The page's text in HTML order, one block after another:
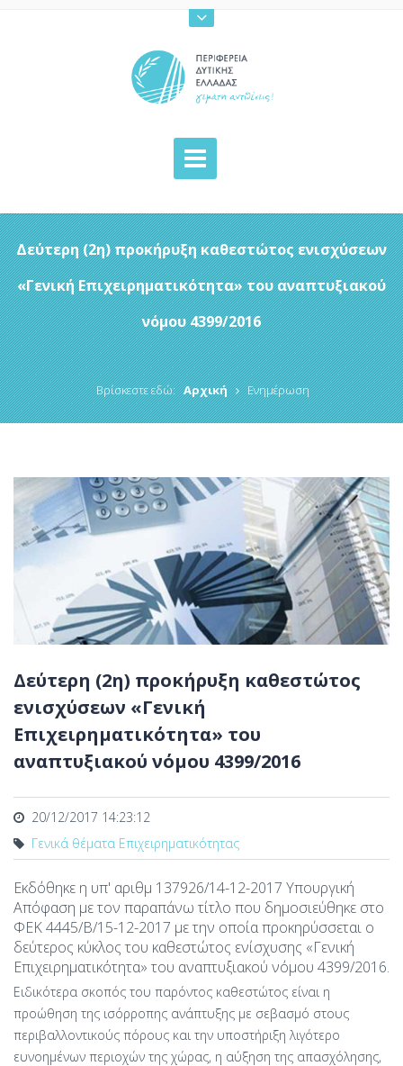
Δεύτερη (2η) προκήρυξη καθεστώτος ενισχύσεων
«Γενική Επιχειρηματικότητα» του αναπτυξιακού
νόμου 4399/2016
Βρίσκεστε εδώ: Αρχική Ενημέρωση
Δεύτερη (2η) προκήρυξη καθεστώτος
ενισχύσεων «Γενική
Επιχειρηματικότητα» του
αναπτυξιακού νόμου 4399/2016
20/12/2017 14:23:12
Γενικά θέματα Επιχειρηματικότητας
Εκδόθηκε η υπ' αριθμ 137926/14-12-2017 Υπουργική
Απόφαση με τον παραπάνω τίτλο που δημοσιεύθηκε στο
ΦΕΚ 4445/Β/15-12-2017 με την οποία προκηρύσσεται ο
δεύτερος κύκλος του καθεστώτος ενίσχυσης «Γενική
Επιχειρηματικότητα» του αναπτυξιακού νόμου 4399/2016.
Ειδικότερα σκοπός του παρόντος καθεστώτος είναι η
προώθηση της ισόρροπης ανάπτυξης με σεβασμό στους
περιβαλλοντικούς πόρους και την υποστήριξη λιγότερο
ευνοημένων περιοχών της χώρας, η αύξηση της απασχόλησης,